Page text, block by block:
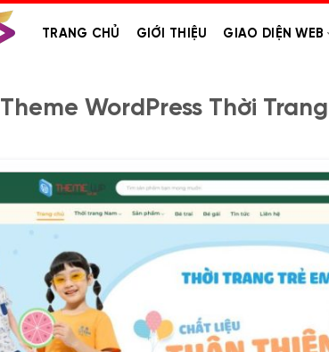
TRANG CHỦ GIỚI THIỆU GIAO DIỆN WEB
Theme WordPress Thời